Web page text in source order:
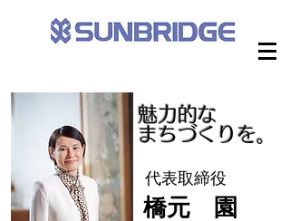
魅力的な
まちづくりを。
代表取締役
橋元 園